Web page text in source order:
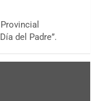
del Padre”.